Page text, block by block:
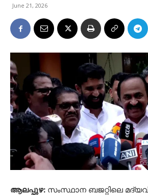
June 21, 2026
ആലപ്പുഴ: സംസ്ഥാന ബജറ്റിലെ